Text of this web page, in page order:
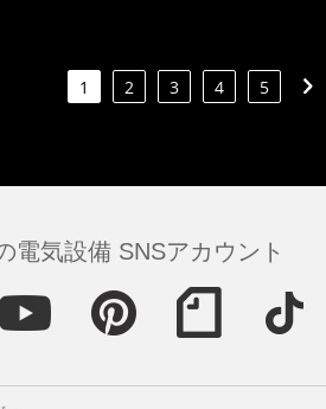
1 2 3 4 5
電気設備 SNSアカウント